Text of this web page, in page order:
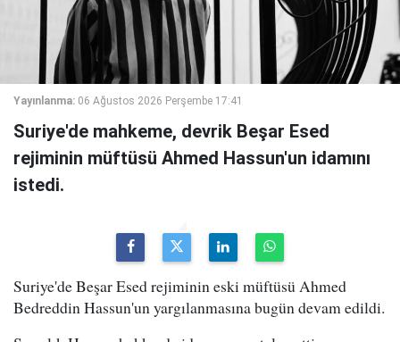
Yayınlanma: 06 Ağustos 2026 Perşembe 17:41
Suriye'de mahkeme, devrik Beşar Esed
rejiminin müftüsü Ahmed Hassun'un idamını
istedi.
Suriye'de Beşar Esed rejiminin eski müftüsü Ahmed
Bedreddin Hassun'un yargılanmasına bugün devam edildi.